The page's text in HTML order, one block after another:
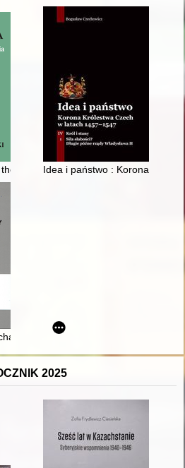
latin empire (1204-1261). Cz. (5),
Idea i państwo : Korona
: kultura ludowego
2025